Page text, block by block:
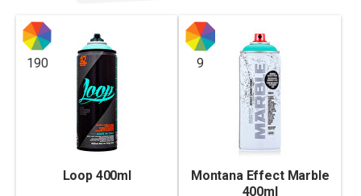
190
Loop 400ml
9
Montana Effect Marble
400ml